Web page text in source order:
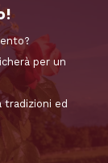
per un
ed